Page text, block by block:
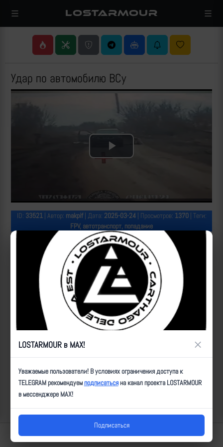
LOSTARMOUR
Удар по автомобилю ВСу
Play
ID: 33521| Автор: makpif| Дата: 2025-03-24| Просмотров: 1370| Теги:
FPV, автотранспорт, попадание
Популярные за сегодня видео
Lostarmour | Carthago Delenda Est | 2014-2026
LOSTARMOUR в MAX! ×
Уважаемые пользователи! В условиях ограничения доступа к
TELEGRAM рекомендуемподписатьсяна канал проекта LOSTARMOUR
в мессенджере MAX!
Подписаться